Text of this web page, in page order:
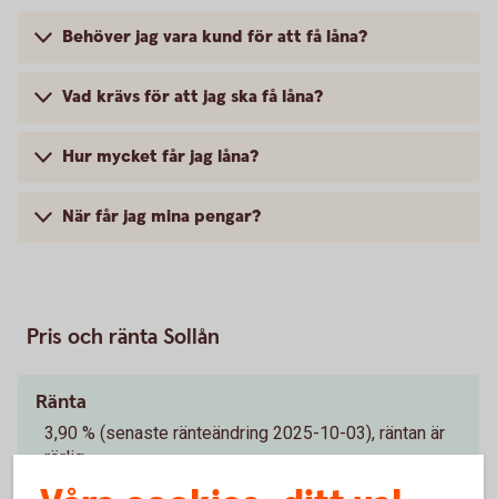
Behöver jag vara kund för att få låna?
Vad krävs för att jag ska få låna?
Hur mycket får jag låna?
När får jag mina pengar?
Pris och ränta Sollån
Ränta
3,90 % (senaste ränteändring 2025-10-03), räntan är
rörlig.